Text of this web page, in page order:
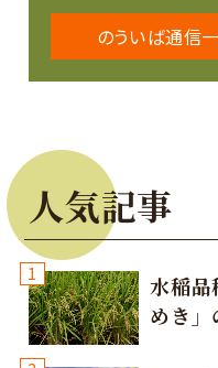
のういば通信
人気記事
1
水稲品
めき